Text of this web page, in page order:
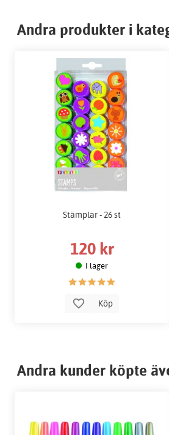
Andra produkter i
Stämplar - 26 st
120 kr
I lager
Köp
Andra kunder köpte